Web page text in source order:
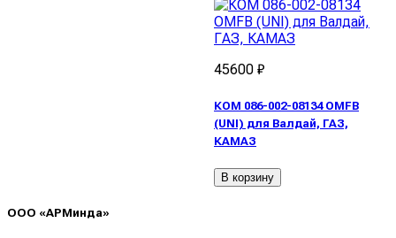
45600 ₽
КОМ 086-002-08134 OMFB
(UNI) для Валдай, ГАЗ,
КАМАЗ
В корзину
ООО «АРМинда»